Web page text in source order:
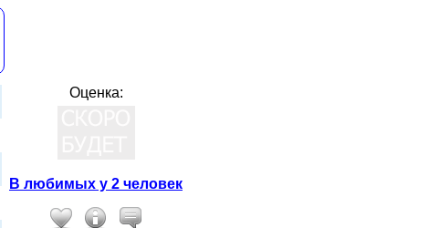
Оценка:
В любимых у 2 человек